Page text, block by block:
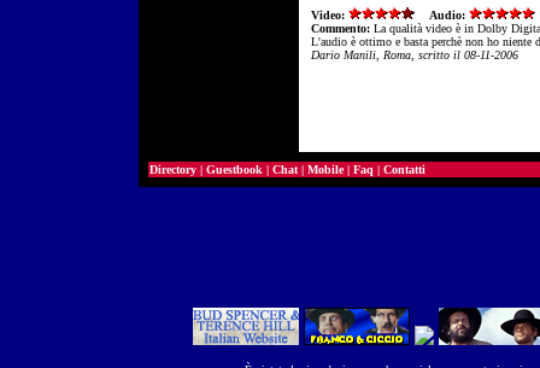
Video:
Audio:
Commento: La qualità video è in Dolby
L'audio è ottimo e basta perchè non ho
Dario Manili, Roma, scritto il 08-11-2006
Directory | Guestbook | Chat | Mobile| Faq | Contatti